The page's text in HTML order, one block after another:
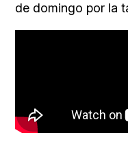
de domingo por la